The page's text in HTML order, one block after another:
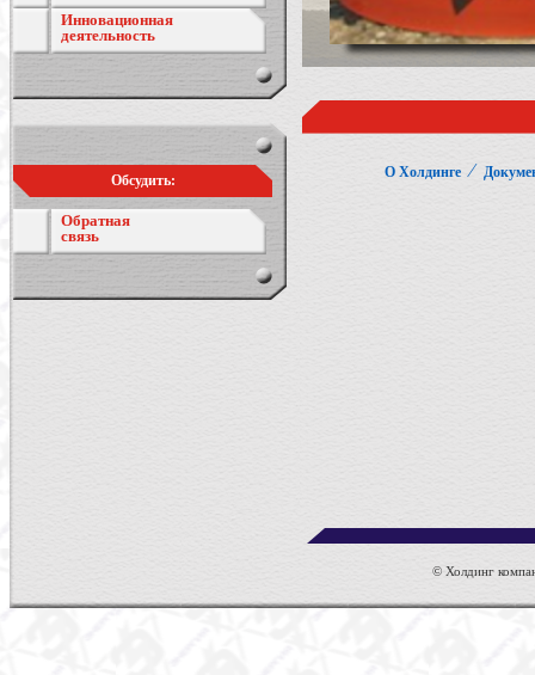
Инновационная
деятельность
Обсудить:
Обратная
связь
О Холдинге ⁄
© Холдинг